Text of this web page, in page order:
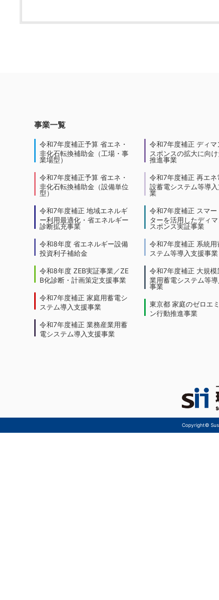
事業一覧
令和7年度補正予算 省エネ・
非化石転換補助金（工場・事
業場型）
令和7年度補正予算 省エネ・
非化石転換補助金（設備単位
型）
令和7年度補正 地域エネルギ
ー利用最適化・省エネルギー
診断拡充事業
令和8年度 省エネルギー設備
投資利子補給金
令和8年度 ZEB実証事業／ZE
B化診断・計画策定支援事業
令和7年度補正 家庭用蓄電シ
ステム導入支援事業
令和7年度補正 業務産業用蓄
電システム導入支援事業
令和7年度補正 ディマ
スポンスの拡大に向
推進事業
令和7年度補正 再エネ
設蓄電システム等導
業
令和7年度補正 スマー
ターを活用したディ
スポンス実証事業
令和7年度補正 系統用
ステム等導入支援事業
令和7年度補正 大規模
業用蓄電システム等
事業
東京都 家庭のゼロエ
ン行動推進事業
Copyright©